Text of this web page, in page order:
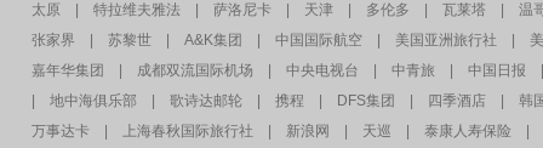
太原
特拉维夫雅法 萨洛尼卡 天津 多伦多 瓦莱塔
温
张家界
苏黎世 A&K集团 中国国际航空 美国亚洲旅行社
嘉年华集团
成都双流国际机场 中央电视台 中青旅 中国日报
地中海俱乐部 歌诗达邮轮 携程 DFS集团 四季酒店
韩
万事达卡
上海春秋国际旅行社 新浪网 天巡 泰康人寿保险